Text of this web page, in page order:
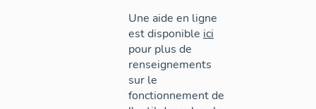
Une aide en ligne
est disponible ici
pour plus de
renseignements
sur le
fonctionnement de